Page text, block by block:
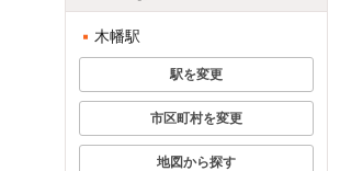
木幡駅
駅を変更
市区町村を変更
地図から探す